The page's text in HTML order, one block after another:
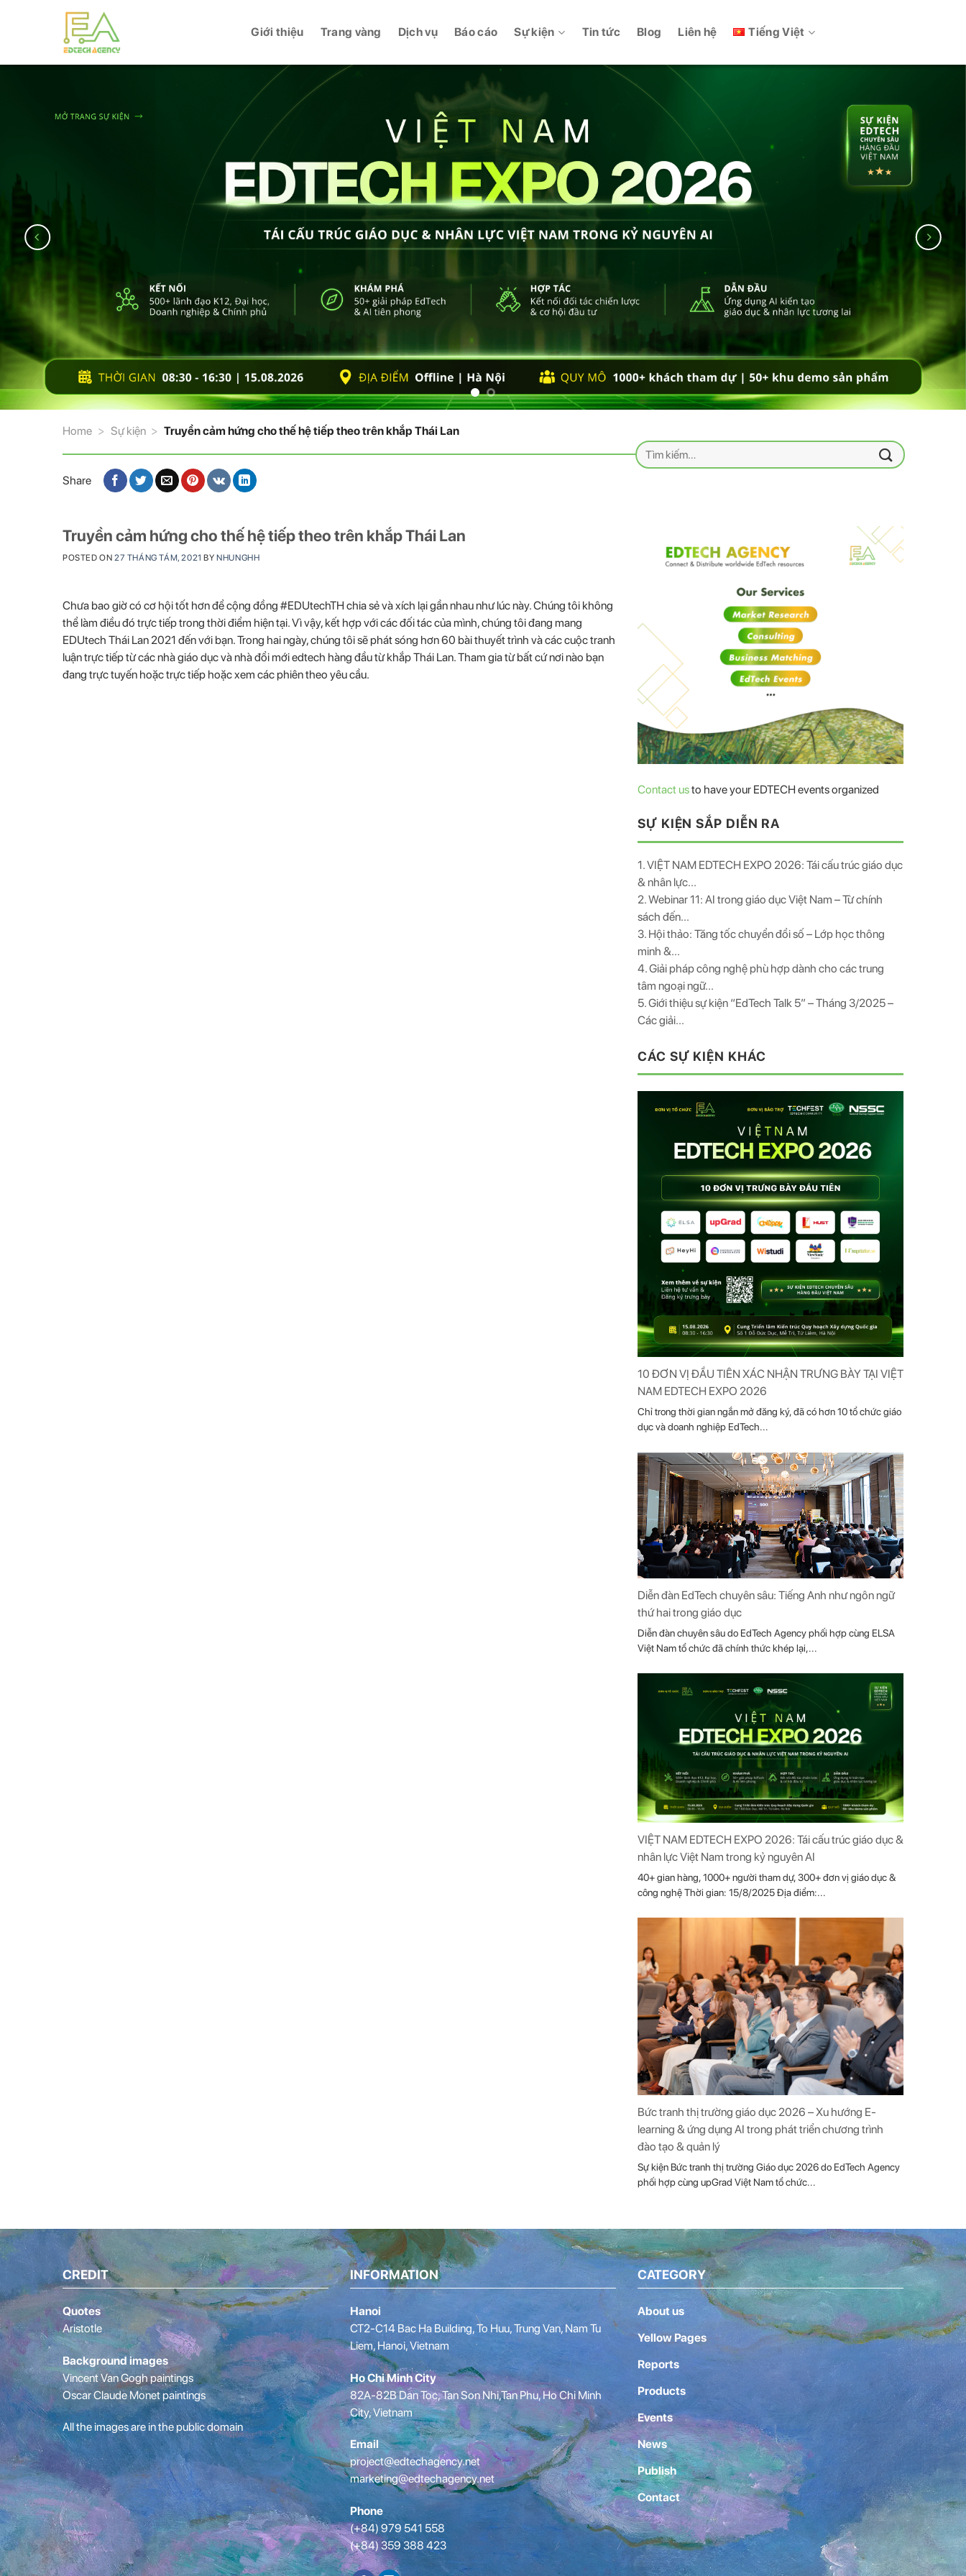
Giới thiệu Trang vàng Dịch vụ Báo cáo Sự kiện Tin tức Blog Liên hệ Tiếng Việt
Home > Sự kiện > Truyền cảm hứng cho thế hệ tiếp theo trên khắp Thái Lan
Tìm
kiếm:
Share
Truyền cảm hứng cho thế hệ tiếp theo trên khắp Thái Lan
POSTED ON 27 THÁNG TÁM, 2021 BYNHUNGHH
Chưa bao giờ có cơ hội tốt hơn để cộng đồng #EDUtechTH chia sẻ và xích lại gần nhau như lúc này. Chúng tôi không
thể làm điều đó trực tiếp trong thời điểm hiện tại. Vì vậy, kết hợp với các đối tác của mình, chúng tôi đang mang
EDUtech Thái Lan 2021 đến với bạn. Trong hai ngày, chúng tôi sẽ phát sóng hơn 60 bài thuyết trình và các cuộc tranh
luận trực tiếp từ các nhà giáo dục và nhà đổi mới edtech hàng đầu từ khắp Thái Lan. Tham gia từ bất cứ nơi nào bạn
đang trực tuyến hoặc trực tiếp hoặc xem các phiên theo yêu cầu.
Contact usto have your EDTECH events organized
SỰ KIỆN SẮP DIỄN RA
1. VIỆT NAM EDTECH EXPO 2026: Tái cấu trúc giáo dục
& nhân lực...
2. Webinar 11: AI trong giáo dục Việt Nam – Từ chính
sách đến...
3. Hội thảo: Tăng tốc chuyển đổi số – Lớp học thông
minh &...
4. Giải pháp công nghệ phù hợp dành cho các trung
tâm ngoại ngữ...
5. Giới thiệu sự kiện “EdTech Talk 5” – Tháng 3/2025 –
Các giải...
CÁC SỰ KIỆN KHÁC
10 ĐƠN VỊ ĐẦU TIÊN XÁC NHẬN TRƯNG BÀY TẠI VIỆT
NAM EDTECH EXPO 2026
Chỉ trong thời gian ngắn mở đăng ký, đã có hơn 10 tổ chức giáo
dục và doanh nghiệp EdTech...
Diễn đàn EdTech chuyên sâu: Tiếng Anh như ngôn ngữ
thứ hai trong giáo dục
Diễn đàn chuyên sâu do EdTech Agency phối hợp cùng ELSA
Việt Nam tổ chức đã chính thức khép lại,...
VIỆT NAM EDTECH EXPO 2026: Tái cấu trúc giáo dục &
nhân lực Việt Nam trong kỷ nguyên AI
40+ gian hàng, 1000+ người tham dự, 300+ đơn vị giáo dục &
công nghệ Thời gian: 15/8/2025 Địa điểm:...
Bức tranh thị trường giáo dục 2026 – Xu hướng E-
learning & ứng dụng AI trong phát triển chương trình
đào tạo & quản lý
Sự kiện Bức tranh thị trường Giáo dục 2026 do EdTech Agency
phối hợp cùng upGrad Việt Nam tổ chức...
CREDIT
Quotes
Aristotle
Background images
Vincent Van Gogh paintings
Oscar Claude Monet paintings
All the images are in the public domain
INFORMATION
Hanoi
CT2-C14 Bac Ha Building, To Huu, Trung Van, Nam Tu
Liem, Hanoi, Vietnam
Ho Chi Minh City
82A-82B Dan Toc, Tan Son Nhi,Tan Phu, Ho Chi Minh
City, Vietnam
Email
project@edtechagency.net
marketing@edtechagency.net
Phone
(+84) 979 541 558
(+84) 359 388 423
CATEGORY
About us
Yellow Pages
Reports
Products
Events
News
Publish
Contact